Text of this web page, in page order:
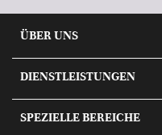
ÜBER UNS
DIENSTLEISTUNGEN
SPEZIELLE BEREICHE